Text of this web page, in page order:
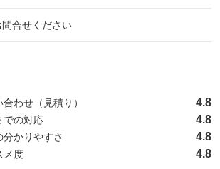
合せください
点満点中）
合わせ（見積り） 4.8
での対応 4.8
分かりやすさ 4.8
メ度 4.8